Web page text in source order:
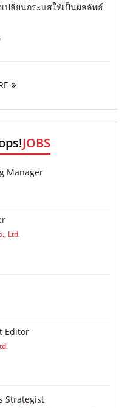
เปลี่ยนกระแสให้เป็นผลลัพธ์
JOBS
Manager
Ltd.
Editor
Strategist